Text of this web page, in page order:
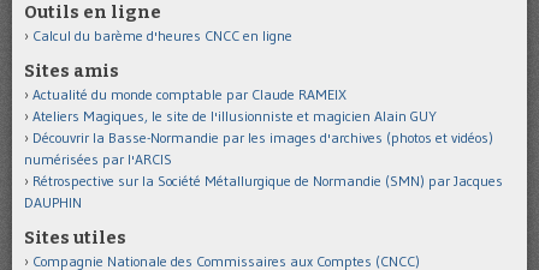
Outils en ligne
Calcul du barème d'heures CNCC en ligne
Sites amis
Actualité du monde comptable par Claude RAMEIX
Ateliers Magiques, le site de l'illusionniste et magicien Alain GUY
Découvrir la Basse-Normandie par les images d'archives (photos et vidéos)
numérisées par l'ARCIS
Rétrospective sur la Société Métallurgique de Normandie (SMN) par Jacques
DAUPHIN
Sites utiles
Compagnie Nationale des Commissaires aux Comptes (CNCC)